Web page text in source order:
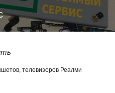
телевизоров Реалми